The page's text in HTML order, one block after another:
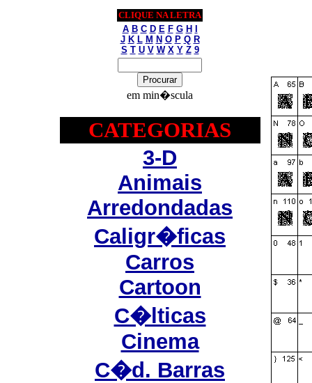
CLIQUE NA LETRA
A B C D E F G H
J K L M N O P Q R
S T U V W X Y Z 9
em min�scula
CATEGORIAS
3-D
Animais
Arredondadas
Caligr�ficas
Carros
Cartoon
C�lticas
Cinema
C�d. Barras